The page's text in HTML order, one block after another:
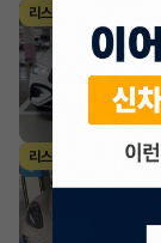
리스
리스